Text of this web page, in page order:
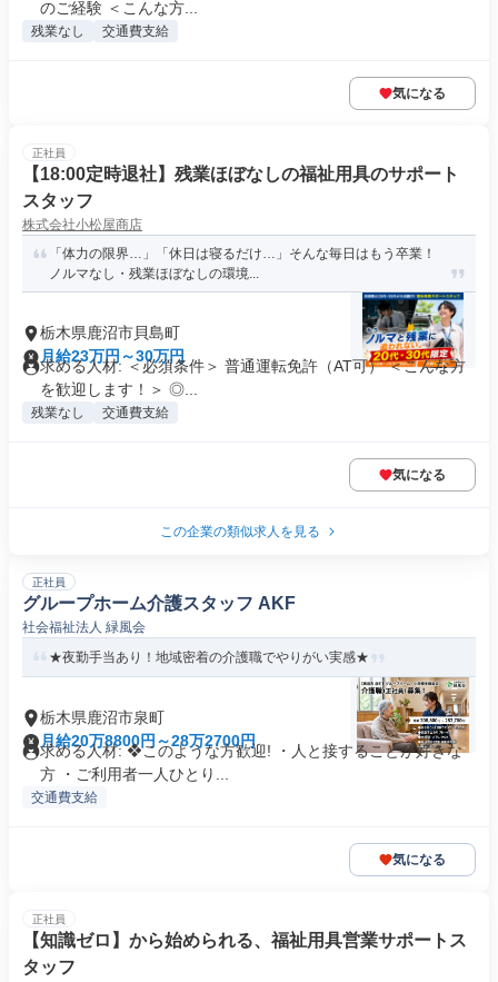
のご経験 ＜こんな方...
残業なし 交通費支給
気になる
正社員
【18:00定時退社】残業ほぼなしの福祉用具のサポート
スタッフ
株式会社小松屋商店
「体力の限界…」「休日は寝るだけ…」そんな毎日はもう卒業！
ノルマなし・残業ほぼなしの環境...
栃木県鹿沼市貝島町
月給23万円～30万円
求める人材: ＜必須条件＞ 普通運転免許（AT可） ＜こんな方
を歓迎します！＞ ◎...
残業なし 交通費支給
気になる
この企業の類似求人を見る
正社員
グループホーム介護スタッフ AKF
社会福祉法人 緑風会
★夜勤手当あり！地域密着の介護職でやりがい実感★
栃木県鹿沼市泉町
月給20万8800円～28万2700円
求める人材: ❖このような方歓迎! ・人と接することが好きな
方 ・ご利用者一人ひとり...
交通費支給
気になる
正社員
【知識ゼロ】から始められる、福祉用具営業サポートス
タッフ